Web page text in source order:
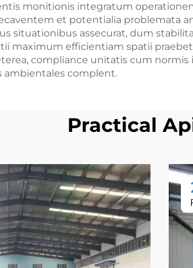
monitionis integratum
et potentialia problemata
situationibus assecurat, dum
maximum efficientiam spatii
compliance unitatis cum
ambientales complent.
Practical